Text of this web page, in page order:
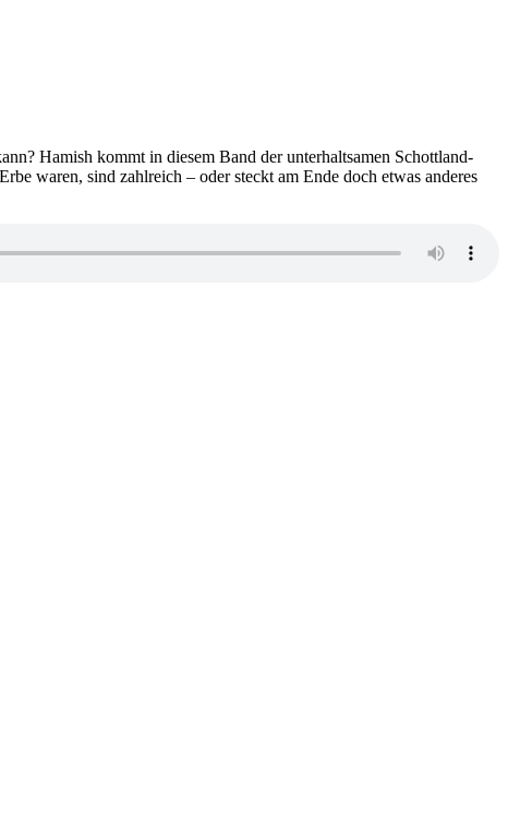
Hamish kommt in diesem Band der unterhaltsamen Schottland-
waren, sind zahlreich – oder steckt am Ende doch etwas anderes